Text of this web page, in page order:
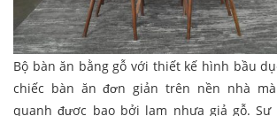
Bộ bàn ăn bằng gỗ với thiết kế hình bầu
chiếc bàn ăn đơn giản trên nền nhà
quanh được bao bởi lam nhựa giả gỗ.